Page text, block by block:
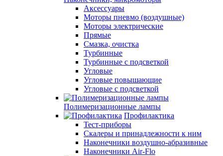
Аксессуары
Моторы пневмо (воздушные)
Моторы электрические
Прямые
Смазка, очистка
Турбинные
Турбинные с подсветкой
Угловые
Угловые повышающие
Угловые с подсветкой
Полимеризационные лампы
Профилактика
Тест-приборы
Скалеры и принадлежности к ним
Наконечники воздушно-абразивные
Наконечники Air-Flo